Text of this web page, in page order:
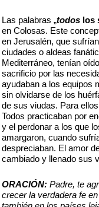
Las palabras „todos los
en Colosas. Este
en Jerusalén, que
ciudades o aldeas
Mediterráneo, tenían
sacrificio por las
ayudaban a los equipos
sin olvidarse de los
de sus viudas. Para
Todos practicaban por
y el perdonar a los que
amargaron, cuando
despreciaban. El amor
cambiado y llenado sus
ORACIÓN: Padre, te
crecer la verdadera fe